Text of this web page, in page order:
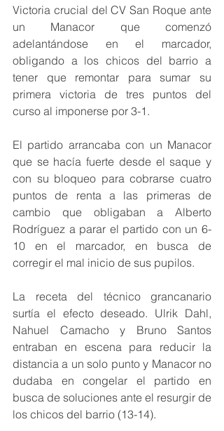
Victoria crucial del CV San Roque ante
un Manacor que comenzó
adelantándose en el marcador,
obligando a los chicos del barrio a
tener que remontar para sumar su
primera victoria de tres puntos del
curso al imponerse por 3-1.
El partido arrancaba con un Manacor
que se hacía fuerte desde el saque y
con su bloqueo para cobrarse cuatro
puntos de renta a las primeras de
cambio que obligaban a Alberto
Rodríguez a parar el partido con un 6-
10 en el marcador, en busca de
corregir el mal inicio de sus pupilos.
La receta del técnico grancanario
surtía el efecto deseado. Ulrik Dahl,
Nahuel Camacho y Bruno Santos
entraban en escena para reducir la
distancia a un solo punto y Manacor no
dudaba en congelar el partido en
busca de soluciones ante el resurgir de
los chicos del barrio (13-14).